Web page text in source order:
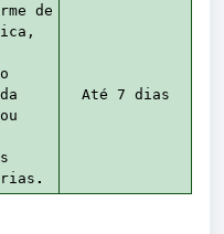
de
.
Até 7 dias